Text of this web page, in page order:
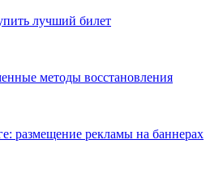
лучший билет
методы восстановления
размещение рекламы на баннерах